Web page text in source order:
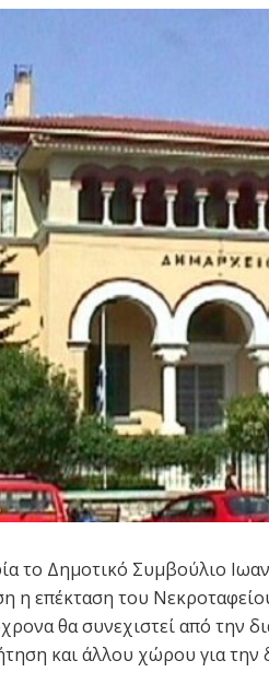
το Δημοτικό Συμβούλιο
η επέκταση του
θα συνεχιστεί από την
και άλλου χώρου για την